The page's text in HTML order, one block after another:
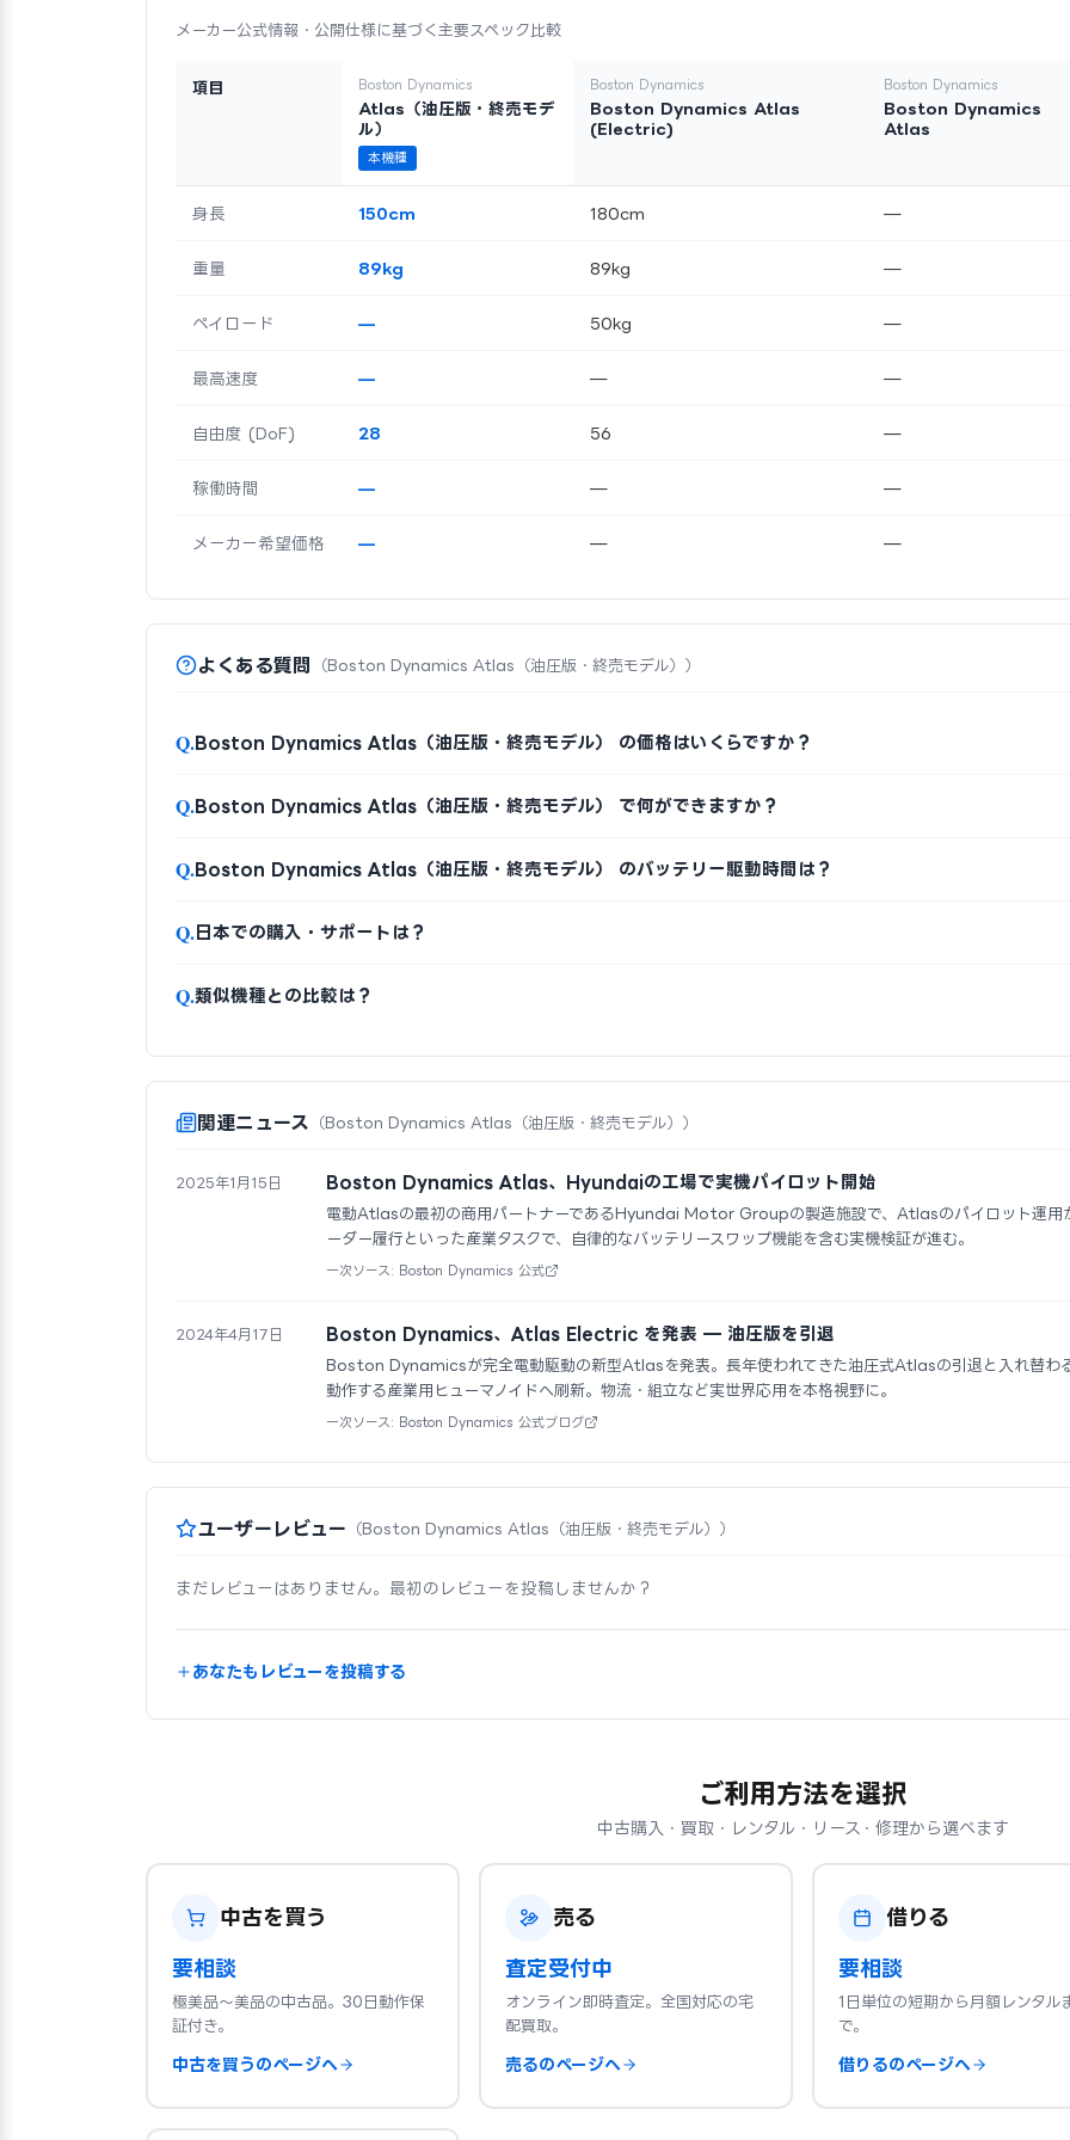
メーカー公式情報・公開仕様に基づく主要スペック比較
項目 Boston Dynamics
Atlas（油圧版・終売モデ
ル）
本機種
Boston Dynamics
Boston Dynamics Atlas
(Electric)
Boston Dynamics
Boston Dynamics
Atlas
身長 150cm 180cm —
重量 89kg 89kg —
ペイロード — 50kg —
最高速度 — — —
自由度 (DoF) 28 56 —
稼働時間 — — —
メーカー希望価格 — — —
よくある質問 （Boston Dynamics Atlas（油圧版・終売モデル））
Q.Boston Dynamics Atlas（油圧版・終売モデル） の価格はいくらですか？
Q.Boston Dynamics Atlas（油圧版・終売モデル） で何ができますか？
Q.Boston Dynamics Atlas（油圧版・終売モデル） のバッテリー駆動時間は？
Q.日本での購入・サポートは？
Q.類似機種との比較は？
関連ニュース （Boston Dynamics Atlas（油圧版・終売モデル））
2025年1月15日 Boston Dynamics Atlas、Hyundaiの工場で実機パイロット開始
電動Atlasの最初の商用パートナーであるHyundai Motor Groupの製造施設で、Atlasのパイロット運用
ーダー履行といった産業タスクで、自律的なバッテリースワップ機能を含む実機検証が進む。
一次ソース: Boston Dynamics 公式
2024年4月17日 Boston Dynamics、Atlas Electric を発表 — 油圧版を引退
Boston Dynamicsが完全電動駆動の新型Atlasを発表。長年使われてきた油圧式Atlasの引退と入れ替わ
動作する産業用ヒューマノイドへ刷新。物流・組立など実世界応用を本格視野に。
一次ソース: Boston Dynamics 公式ブログ
ユーザーレビュー （Boston Dynamics Atlas（油圧版・終売モデル））
まだレビューはありません。最初のレビューを投稿しませんか？
あなたもレビューを投稿する
ご利用方法を選択
中古購入・買取・レンタル・リース・修理から選べます
中古を買う
要相談
極美品〜美品の中古品。30日動作保
証付き。
中古を買うのページへ
売る
査定受付中
オンライン即時査定。全国対応の宅
配買取。
売るのページへ
借りる
要相談
1日単位の短期から月額レンタル
で。
借りるのページへ